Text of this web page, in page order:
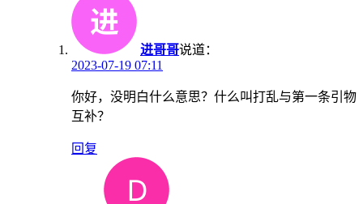
进哥哥说道：
2023-07-19 07:11
你好，没明白什么意思？什么叫打乱与第一条引物
互补？
回复